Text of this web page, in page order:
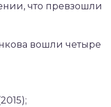
что превзошли
вошли четыре